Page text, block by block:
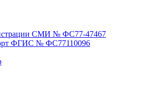
СМИ № ФС77-47467
ФГИС № ФС77110096